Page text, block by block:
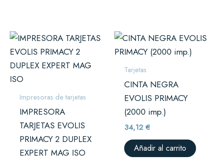
Impresoras de tarjetas
IMPRESORA
TARJETAS EVOLIS
PRIMACY 2 DUPLEX
EXPERT MAG ISO
Tarjetas
CINTA NEGRA
EVOLIS PRIMACY
(2000 imp.)
34,12€
Añadir al carrito